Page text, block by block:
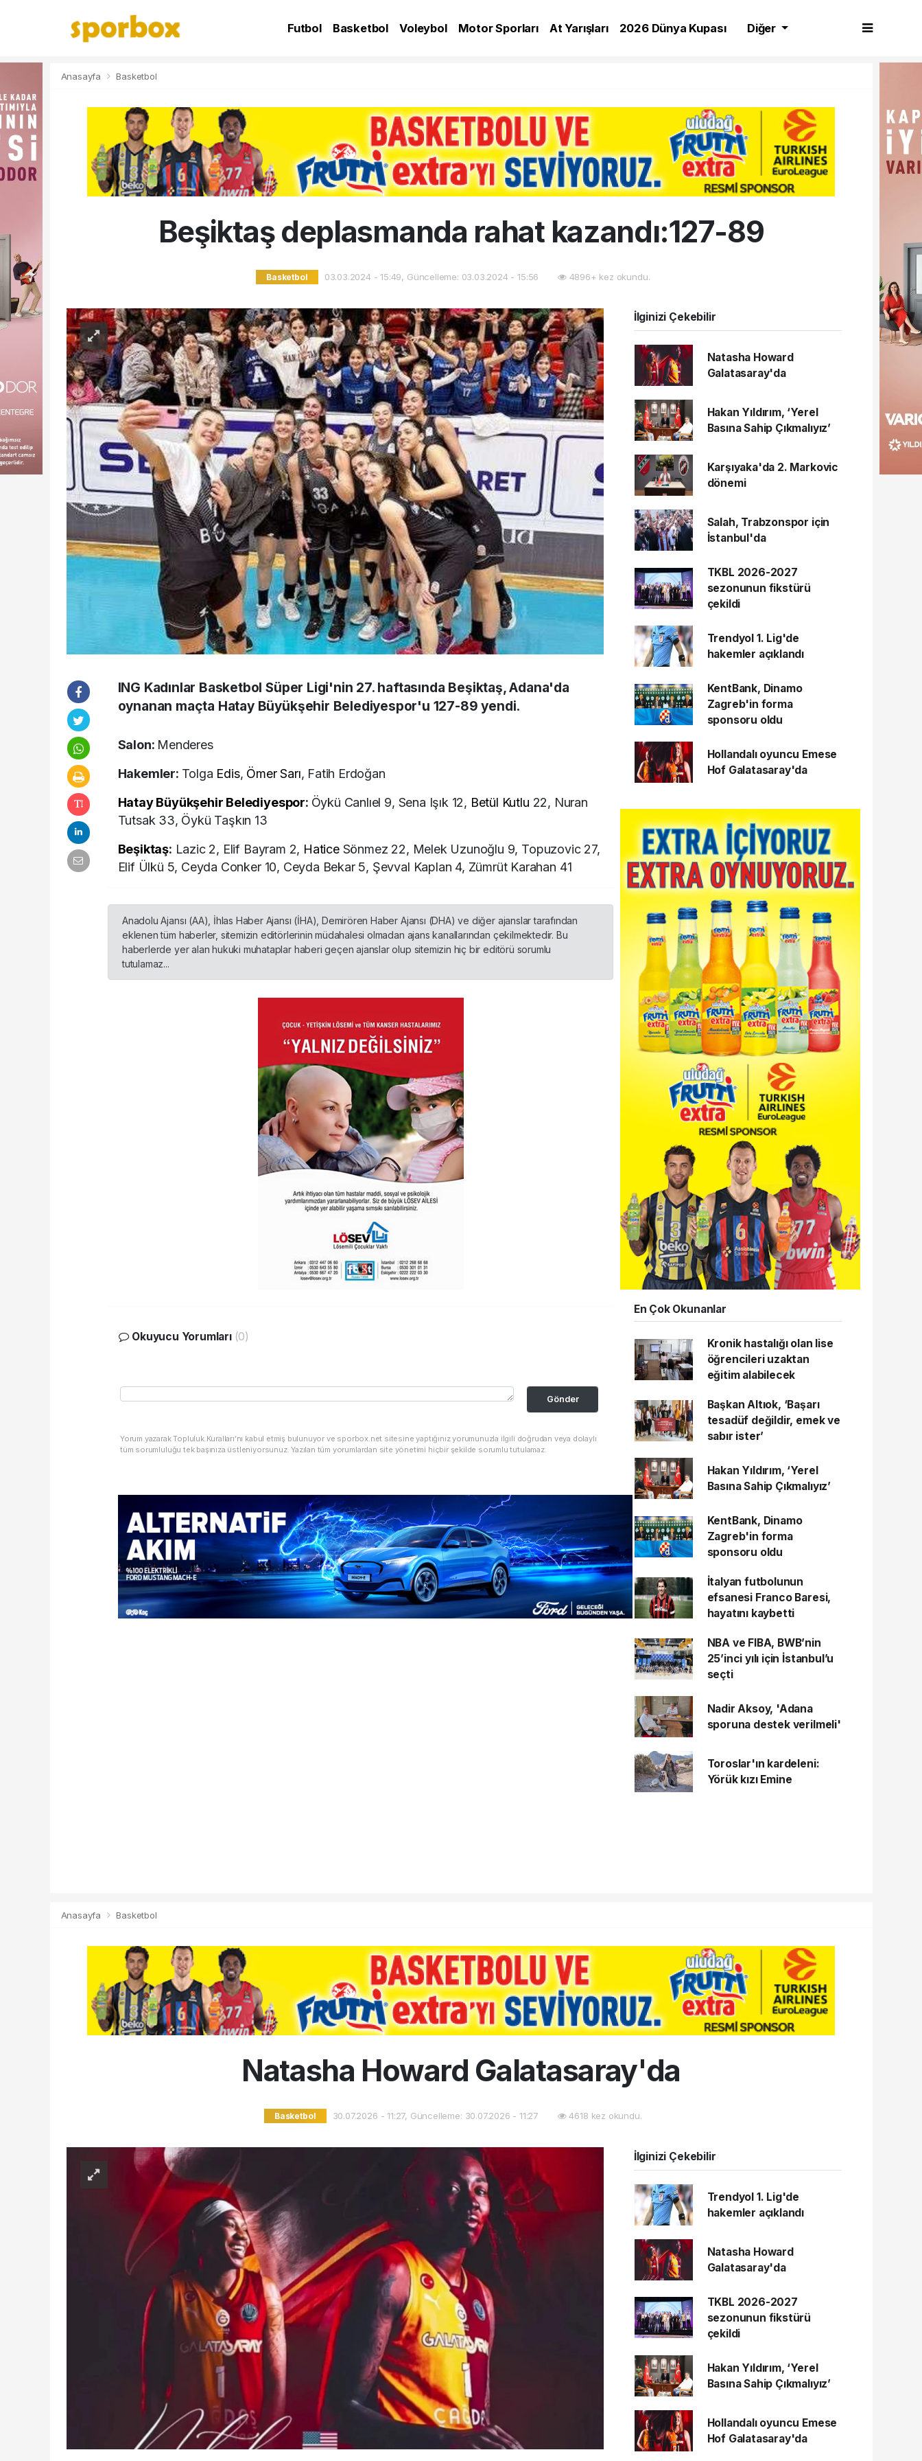
Futbol Basketbol Voleybol Motor Sporları At Yarışları
2026 Dünya Kupası
Diğer
Anasayfa Basketbol
Beşiktaş deplasmanda rahat kazandı:127-89
Basketbol 03.03.2024 - 15:49, Güncelleme: 03.03.2024 - 15:56 4896+ kez okundu.
ING Kadınlar Basketbol Süper Ligi'nin 27. haftasında Beşiktaş, Adana'da
oynanan maçta Hatay Büyükşehir Belediyespor'u 127-89 yendi.
Salon: Menderes
Hakemler: Tolga Edis, Ömer Sarı, Fatih Erdoğan
Hatay Büyükşehir Belediyespor: Öykü Canlıel 9, Sena Işık 12, Betül Kutlu 22, Nuran
Tutsak 33, Öykü Taşkın 13
Beşiktaş: Lazic 2, Elif Bayram 2, HaticeSönmez 22, Melek Uzunoğlu 9, Topuzovic 27,
Elif Ülkü 5, Ceyda Conker 10, Ceyda Bekar 5, Şevval Kaplan 4, Zümrüt Karahan 41
Anadolu Ajansı (AA), İhlas Haber Ajansı (İHA), Demirören Haber Ajansı (DHA) ve diğer ajanslar tarafından
eklenen tüm haberler, sitemizin editörlerinin müdahalesi olmadan ajans kanallarından çekilmektedir. Bu
haberlerde yer alan hukuki muhataplar haberi geçen ajanslar olup sitemizin hiç bir editörü sorumlu
tutulamaz...
Okuyucu Yorumları (0)
Gönder
Yorum yazarak Topluluk Kuralları’nı kabul etmiş bulunuyor ve sporbox.net sitesine yaptığınız yorumunuzla ilgili doğrudan veya dolaylı
tüm sorumluluğu tek başınıza üstleniyorsunuz. Yazılan tüm yorumlardan site yönetimi hiçbir şekilde sorumlu tutulamaz.
İlginizi Çekebilir
Natasha Howard
Galatasaray'da
Hakan Yıldırım, ‘Yerel
Basına Sahip Çıkmalıyız’
Karşıyaka'da 2. Markovic
dönemi
Salah, Trabzonspor için
İstanbul'da
TKBL 2026-2027
sezonunun fikstürü
çekildi
Trendyol 1. Lig'de
hakemler açıklandı
KentBank, Dinamo
Zagreb'in forma
sponsoru oldu
Hollandalı oyuncu Emese
Hof Galatasaray'da
En Çok Okunanlar
Kronik hastalığı olan lise
öğrencileri uzaktan
eğitim alabilecek
Başkan Altıok, ‘Başarı
tesadüf değildir, emek ve
sabır ister’
Hakan Yıldırım, ‘Yerel
Basına Sahip Çıkmalıyız’
KentBank, Dinamo
Zagreb'in forma
sponsoru oldu
İtalyan futbolunun
efsanesi Franco Baresi,
hayatını kaybetti
NBA ve FIBA, BWB’nin
25’inci yılı için İstanbul’u
seçti
Nadir Aksoy, 'Adana
sporuna destek verilmeli'
Toroslar'ın kardeleni:
Yörük kızı Emine
Anasayfa Basketbol
Natasha Howard Galatasaray'da
Basketbol 30.07.2026 - 11:27, Güncelleme: 30.07.2026 - 11:27 4618 kez okundu.
İlginizi Çekebilir
Trendyol 1. Lig'de
hakemler açıklandı
Natasha Howard
Galatasaray'da
TKBL 2026-2027
sezonunun fikstürü
çekildi
Hakan Yıldırım, ‘Yerel
Basına Sahip Çıkmalıyız’
Hollandalı oyuncu Emese
Hof Galatasaray'da